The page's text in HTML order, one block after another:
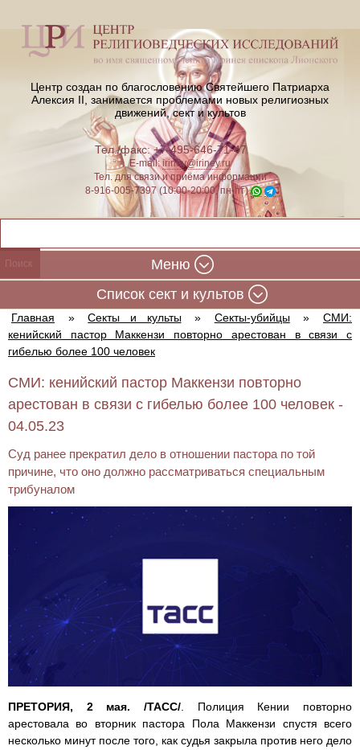
Центр создан по благословению Святейшего Патриарха
Алексия II, занимается проблемами новых религиозных
движений, сект и культов
Тел./факс: +7-495-646-71-47
E-mail:iriney@iriney.ru
Тел. для связи и приёма информации
8-916-005-7397 (10:00-20:00, пн-пт)
Меню
Cписок сект и культов
Главная » Секты и культы » Секты-убийцы »
СМИ:
кенийский пастор Маккензи повторно арестован в связи с
гибелью более 100 человек
СМИ: кенийский пастор Маккензи повторно
арестован в связи с гибелью более 100 человек -
04.05.23
Суд ранее прекратил дело в отношении пастора по той
причине, что оно должно рассматриваться специальным
трибуналом
ПРЕТОРИЯ, 2 мая. /ТАСС/ . Полиция Кении повторно
арестовала во вторник пастора Пола Маккензи спустя всего
несколько минут после того, как судья закрыла против него дело